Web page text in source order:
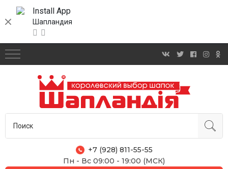
Install App
Шапландия
+7 (928) 811-55-55
Пн - Вс 09:00 - 19:00 (МСК)